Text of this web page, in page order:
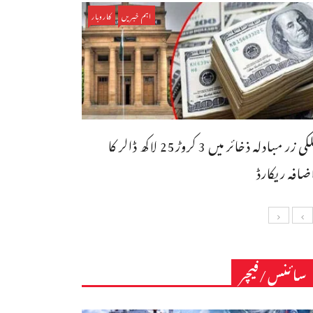
اہم خبریں کاروبار
ملکی زر مبادلہ ذخائر میں 3 کروڑ25 لاکھ ڈالر کا
ریکارڈ
سائنس/فیچر